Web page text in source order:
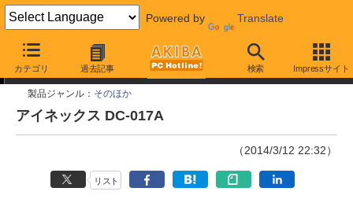
Powered by Translate
カテゴリ 過去記事 検索 Impressサイト
今週見つけた新製品
製品ジャンル： そのほか
アイネックス DC-017A
（2014/3/12 22:32）
リスト